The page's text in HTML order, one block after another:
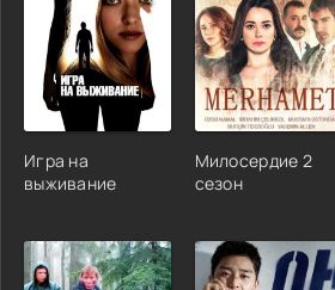
Игра на
выживание
Милосердие 2
сезон